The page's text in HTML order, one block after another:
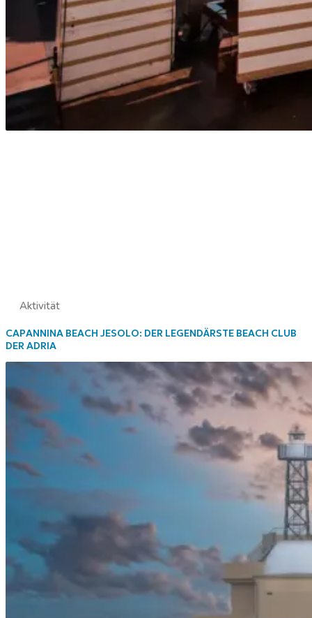
Aktivität
CAPANNINA BEACH JESOLO: DER LEGENDÄRSTE BEACH CLUB
DER ADRIA